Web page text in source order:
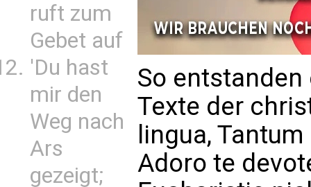
ruft zum
Gebet auf
'Du hast
mir den
Weg nach
Ars
gezeigt;
So
Texte der
lingua,
Adoro te